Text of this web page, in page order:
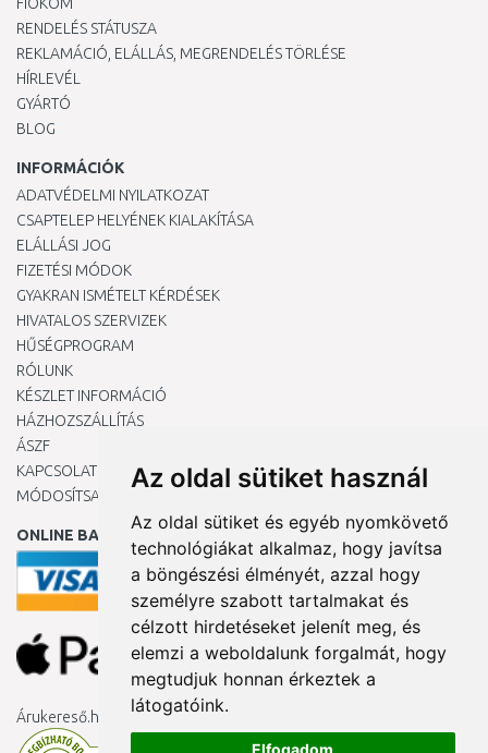
Az oldal sütiket használ
Az oldal sütiket és egyéb nyomkövető
technológiákat alkalmaz, hogy javítsa
a böngészési élményét, azzal hogy
személyre szabott tartalmakat és
célzott hirdetéseket jelenít meg, és
elemzi a weboldalunk forgalmát, hogy
megtudjuk honnan érkeztek a
látogatóink.
Elfogadom
RENDELÉS STÁTUSZA
REKLAMÁCIÓ, ELÁLLÁS, MEGRENDELÉS TÖRLÉSE
HÍRLEVÉL
GYÁRTÓ
BLOG
INFORMÁCIÓK
ADATVÉDELMI NYILATKOZAT
CSAPTELEP HELYÉNEK KIALAKÍTÁSA
ELÁLLÁSI JOG
FIZETÉSI MÓDOK
GYAKRAN ISMÉTELT KÉRDÉSEK
HIVATALOS SZERVIZEK
HŰSÉGPROGRAM
RÓLUNK
KÉSZLET INFORMÁCIÓ
HÁZHOZSZÁLLÍTÁS
ÁSZF
KAPCSOLAT
MÓDOSÍTSA A COOKIE-BEÁLLÍTÁSAIMAT
ONLINE BANKKÁRTYÁVAL
Árukereső.hu